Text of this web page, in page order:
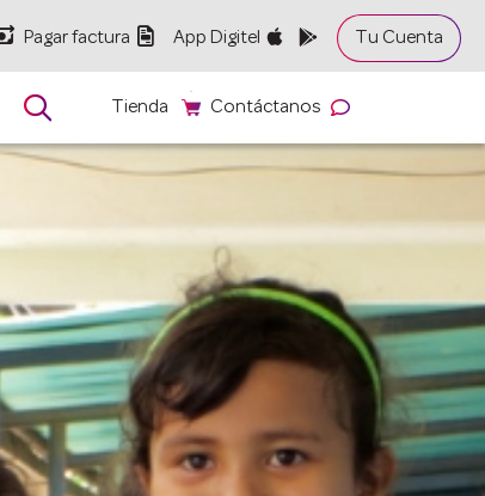
Pagar factura  App Digitel Tu Cuenta
 Tienda Contáctanos